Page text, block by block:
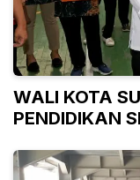
WALI KOTA
PENDIDIKAN